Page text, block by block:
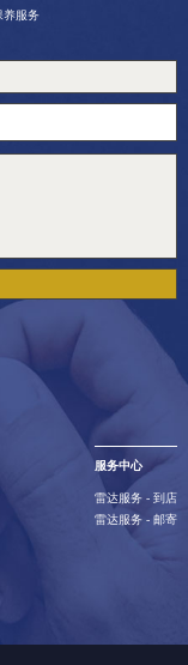
养服务
服务中心
雷达服务 - 到店
雷达服务 - 邮寄